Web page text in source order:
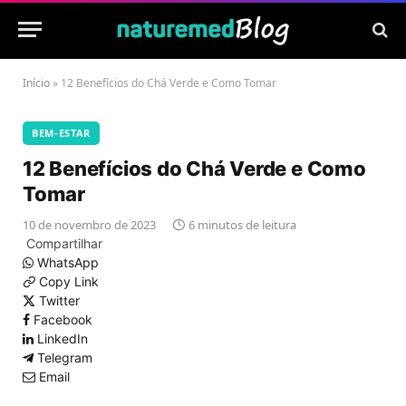
Início » 12 Benefícios do Chá Verde e Como Tomar
BEM-ESTAR
12 Benefícios do Chá Verde e Como
Tomar
10 de novembro de 2023 6 minutos de leitura
Compartilhar
WhatsApp
Copy Link
Twitter
Facebook
LinkedIn
Telegram
Email